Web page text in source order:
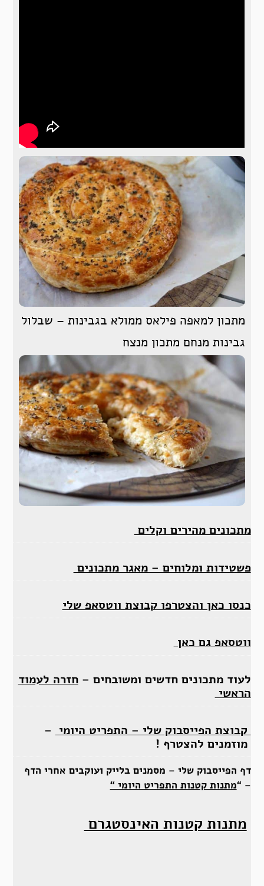
מתכון למאפה פילאס ממולא בגבינות – שבלול
גבינות מנחם מתכון מנצח
מתכונים מהירים וקלים
פשטידות ומלוחים – מאגר מתכונים
כנסו כאן והצטרפו קבוצת ווטסאפ שלי
ווטסאפ גם כאן
לעוד מתכונים חדשים ומשובחים –חזרה לעמוד
הראשי
קבוצת הפייסבוק שלי – התפריט היומי –
מוזמנים להצטרף !
דף הפייסבוק שלי – מסמנים בלייק ועוקבים אחרי הדף
– “מתנות קטנות התפריט היומי “
מתנות קטנות האינסטגרם